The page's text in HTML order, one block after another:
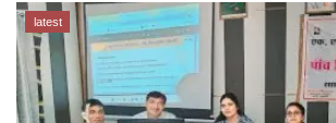
latest